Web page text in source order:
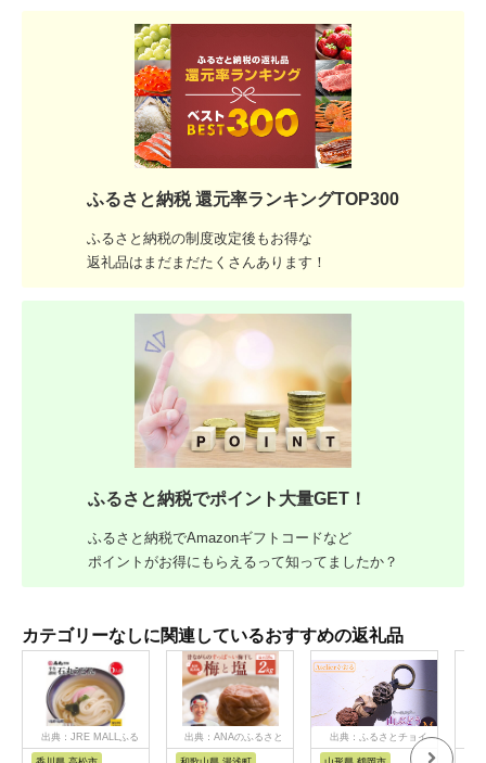
ふるさと納税 還元率ランキングTOP300
ふるさと納税の制度改定後もお得な
返礼品はまだまだたくさんあります！
ふるさと納税でポイント大量GET！
ふるさと納税でAmazonギフトコードなど
ポイントがお得にもらえるって知ってましたか？
カテゴリーなしに関連しているおすすめの返礼品
出典：JRE MALLふる
さと納税
出典：ANAのふるさと
出典：ふるさとチョイ